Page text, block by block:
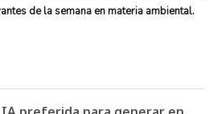
de la semana en materia ambiental.